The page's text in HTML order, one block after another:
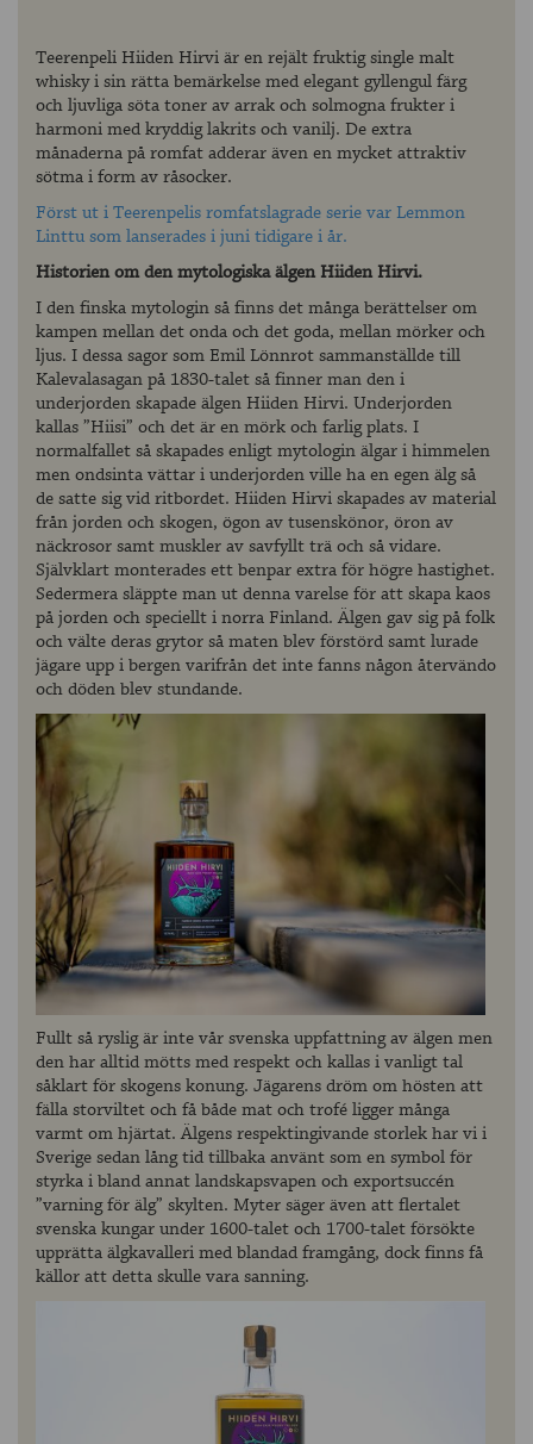
Teerenpeli Hiiden Hirvi är en rejält fruktig single malt
whisky i sin rätta bemärkelse med elegant gyllengul färg
och ljuvliga söta toner av arrak och solmogna frukter i
harmoni med kryddig lakrits och vanilj. De extra
månaderna på romfat adderar även en mycket attraktiv
sötma i form av råsocker.
Först ut i Teerenpelis romfatslagrade serie var Lemmon
Linttu som lanserades i juni tidigare i år.
Historien om den mytologiska älgen Hiiden Hirvi.
I den finska mytologin så finns det många berättelser om
kampen mellan det onda och det goda, mellan mörker och
ljus. I dessa sagor som Emil Lönnrot sammanställde till
Kalevalasagan på 1830-talet så finner man den i
underjorden skapade älgen Hiiden Hirvi. Underjorden
kallas ”Hiisi” och det är en mörk och farlig plats. I
normalfallet så skapades enligt mytologin älgar i himmelen
men ondsinta vättar i underjorden ville ha en egen älg så
de satte sig vid ritbordet. Hiiden Hirvi skapades av material
från jorden och skogen, ögon av tusenskönor, öron av
näckrosor samt muskler av savfyllt trä och så vidare.
Självklart monterades ett benpar extra för högre hastighet.
Sedermera släppte man ut denna varelse för att skapa kaos
på jorden och speciellt i norra Finland. Älgen gav sig på folk
och välte deras grytor så maten blev förstörd samt lurade
jägare upp i bergen varifrån det inte fanns någon återvändo
och döden blev stundande.
Fullt så ryslig är inte vår svenska uppfattning av älgen men
den har alltid mötts med respekt och kallas i vanligt tal
såklart för skogens konung. Jägarens dröm om hösten att
fälla storviltet och få både mat och trofé ligger många
varmt om hjärtat. Älgens respektingivande storlek har vi i
Sverige sedan lång tid tillbaka använt som en symbol för
styrka i bland annat landskapsvapen och exportsuccén
”varning för älg” skylten. Myter säger även att flertalet
svenska kungar under 1600-talet och 1700-talet försökte
upprätta älgkavalleri med blandad framgång, dock finns få
källor att detta skulle vara sanning.